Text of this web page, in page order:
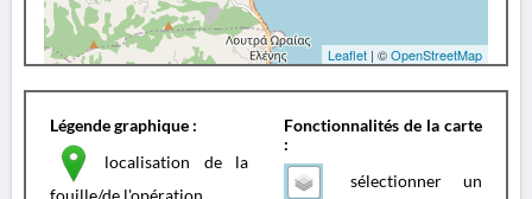
Leaflet | ©OpenStreetMap
Légende graphique :
localisation de la
fouille/de l'opération
Fonctionnalités de la carte
:
sélectionner un